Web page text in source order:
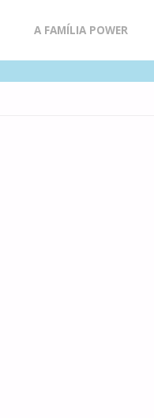
A FAMÍLIA POWER